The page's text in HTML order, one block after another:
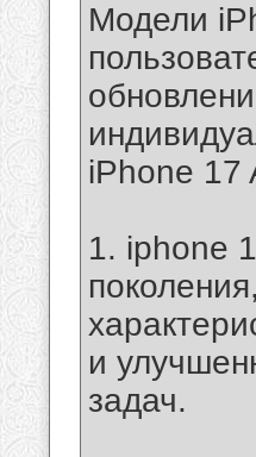
Модели
iPhone 17
1. iphone
и
задач.